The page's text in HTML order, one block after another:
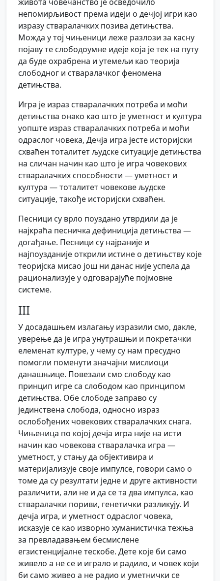
непомирљивост према идеји о дечјој игри као
изразу стваралачких позива детињства.
Можда у тој чињеници леже разлози за касну
појаву те слободоумне идеје која је тек на путу
да буде охрабрена и утемељи као теорија
слободног и стваралачког феномена
детињства.
Игра је израз стваралачких потреба и моћи
детињства онако као што је уметност и култура
уопште израз стваралачких потреба и моћи
одраслог човека, Дечја игра јесте историјски
схваћен тоталитет људске ситуације детињства
на сличан начин као што је игра човекових
стваралачких способности — уметност и
култура — тоталитет човекове људске
ситуације, такође историјски схваћен.
Песници су врло поуздано утврдили да је
најкраћа песничка дефиниција детињства —
догађање. Песници су најраније и
најпоузданије открили истине о детињству које
теоријска мисао још ни данас није успела да
рационализује у одговарајуће појмовне
системе.
III
У досадашњем излагању изразили смо, дакле,
уверење да је игра унутрашњи и покретачки
елеменат културе, у чему су нам пресудно
помогли поменути значајни мислиоци
данашњице. Повезали смо слободу као
принцип игре са слободом као принципом
детињства. Обе слободе заправо су
јединствена слобода, односно израз
ослобођених човекових стваралачких снага.
Чињеница по којој дечја игра није на исти
начин као човекова стваралачка игра —
уметност, у стању да објективира и
материјализује своје импулсе, говори само о
томе да су резултати једне и друге активности
различити, али не и да се та два импулса, као
стваралачки пориви, генетички разликују. И
дечја игра, и уметност одраслог човека,
исказује се као изворно хуманистичка тежња
за превладавањем бесмислене
егзистенцијалне тескобе. Дете које би само
живело а не се и играло и радило, и човек који
би само живео а не радио и уметнички се